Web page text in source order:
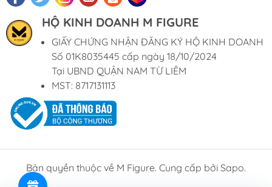
HỘ KINH DOANH M FIGURE
GIẤY CHỨNG NHẬN ĐĂNG KÝ HỘ KINH DOANH
Số 01K8035445 cấp ngày 18/10/2024
Tại UBND QUẬN NAM TỪ LIÊM
MST: 8717131113
Bản quyền thuộc về M Figure. Cung cấp bởi Sapo.